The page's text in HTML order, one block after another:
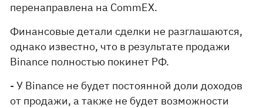
перенаправлена ​​на CommEX.
Финансовые детали сделки не разглашаются,
однако известно, что в результате продажи
Binance полностью покинет РФ.
- У Binance не будет постоянной доли доходов
от продажи, а также не будет возможности